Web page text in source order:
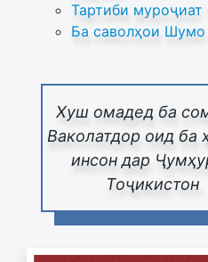
Тартиби муроҷиат
Ба саволҳои Шумо
Хуш омадед ба
Ваколатдор оид ба
инсон дар
Тоҷикистон